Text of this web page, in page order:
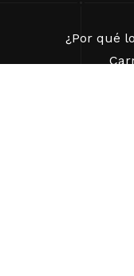
¿Por qué